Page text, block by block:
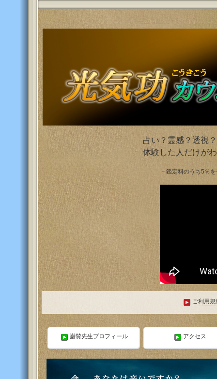
占い？霊感？透視
体験した人だけが
－鑑定料のうち5％
ご利用
巌賛先生プロフィール アクセス